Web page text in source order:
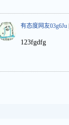
有态度网友03g6Ju
123fgdfg